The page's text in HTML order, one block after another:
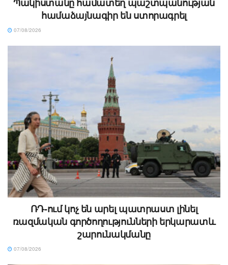
համաձայնագիր են ստորագրել
07/08/2026
ՌԴ-ում կոչ են արել պատրաստ լինել
ռազմական գործողությունների երկարատև
շարունակմանը
07/08/2026